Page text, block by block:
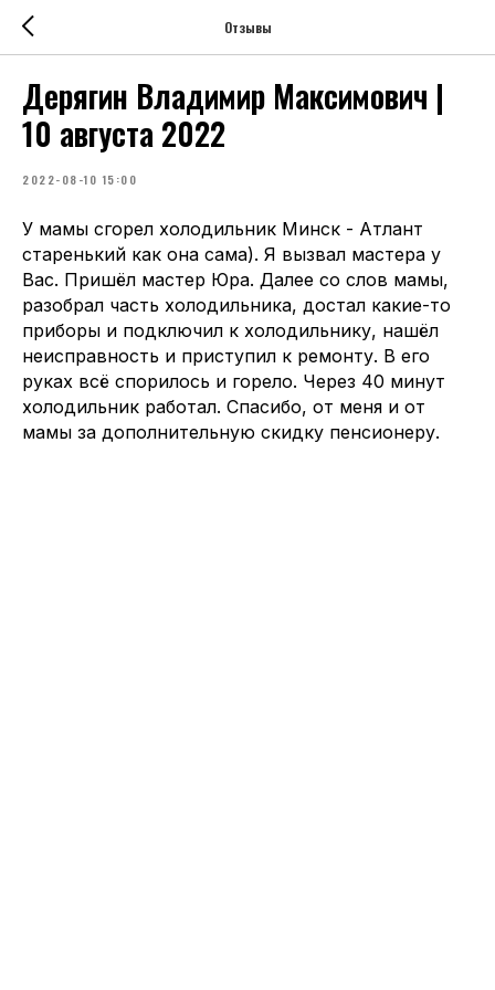
Отзывы
Дерягин Владимир Максимович |
10 августа 2022
2022-08-10 15:00
У мамы сгорел холодильник Минск - Атлант
старенький как она сама). Я вызвал мастера у
Вас. Пришёл мастер Юра. Далее со слов мамы,
разобрал часть холодильника, достал какие-то
приборы и подключил к холодильнику, нашёл
неисправность и приступил к ремонту. В его
руках всё спорилось и горело. Через 40 минут
холодильник работал. Спасибо, от меня и от
мамы за дополнительную скидку пенсионеру.